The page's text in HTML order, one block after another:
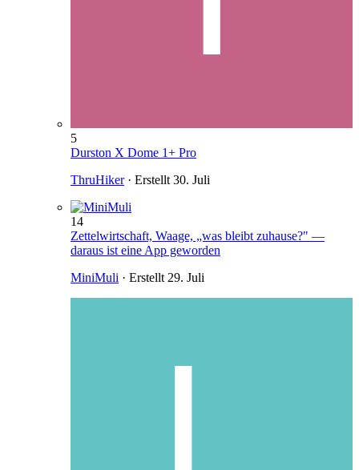
5
Durston X Dome 1+ Pro
ThruHiker· Erstellt 30. Juli
14
Zettelwirtschaft, Waage, „was bleibt zuhause?" —
daraus ist eine App geworden
MiniMuli · Erstellt 29. Juli